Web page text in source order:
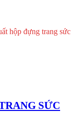
hộp đựng trang sức
SỨC